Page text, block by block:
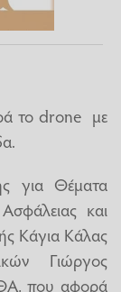
το drone με
για Θέματα
και
Κάγια Κάλας
Γιώργος
που αφορά